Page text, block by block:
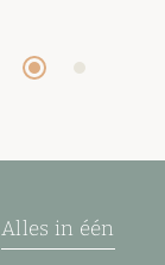
Alles in één